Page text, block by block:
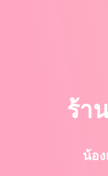
ร้า
น้อ